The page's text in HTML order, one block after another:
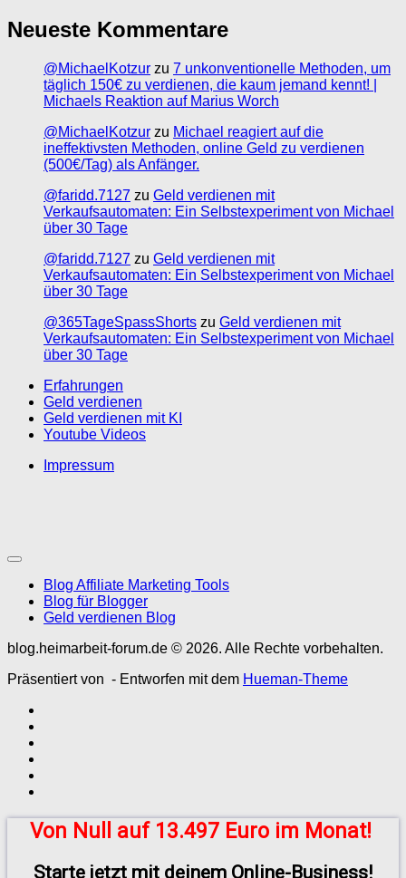
Neueste Kommentare
@MichaelKotzur zu 7 unkonventionelle Methoden, um
täglich 150€ zu verdienen, die kaum jemand kennt! |
Michaels Reaktion auf Marius Worch
@MichaelKotzur zu Michael reagiert auf die
ineffektivsten Methoden, online Geld zu verdienen
(500€/Tag) als Anfänger.
@faridd.7127 zu Geld verdienen mit
Verkaufsautomaten: Ein Selbstexperiment von Michael
über 30 Tage
@faridd.7127 zu Geld verdienen mit
Verkaufsautomaten: Ein Selbstexperiment von Michael
über 30 Tage
@365TageSpassShorts zu Geld verdienen mit
Verkaufsautomaten: Ein Selbstexperiment von Michael
über 30 Tage
Erfahrungen
Geld verdienen
Geld verdienen mit KI
Youtube Videos
Impressum
Blog Affiliate Marketing Tools
Blog für Blogger
Geld verdienen Blog
blog.heimarbeit-forum.de © 2026. Alle Rechte vorbehalten.
Präsentiert von - Entworfen mit dem Hueman-Theme
Von Null auf 13.497 Euro im Monat!
Starte jetzt mit deinem Online-Business!